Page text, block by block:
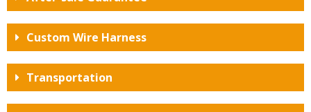
Custom Wire Harness
Transportation